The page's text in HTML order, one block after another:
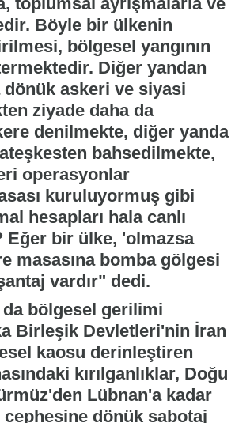
Böyle bir ülkenin
bölgesel yangının
Diğer yandan
askeri ve siyasi
ziyade daha da
denilmekte, diğer yanda
bahsedilmekte,
operasyonlar
kuruluyormuş gibi
hesapları hala canlı
Eğer bir ülke, 'olmazsa
masasına bomba gölgesi
vardır" dedi.
bölgesel gerilimi
Birleşik Devletleri'nin İran
kaosu derinleştiren
kırılganlıklar, Doğu
Lübnan'a kadar
dönük sabotaj